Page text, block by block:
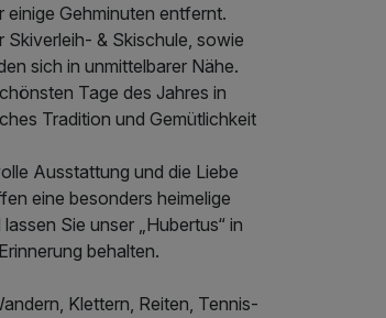
einige Gehminuten entfernt.
Skiverleih- & Skischule, sowie
sich in unmittelbarer Nähe.
Tage des Jahres in
Tradition und Gemütlichkeit
Ausstattung und die Liebe
eine besonders heimelige
Sie unser „Hubertus“ in
behalten.
Klettern, Reiten, Tennis-